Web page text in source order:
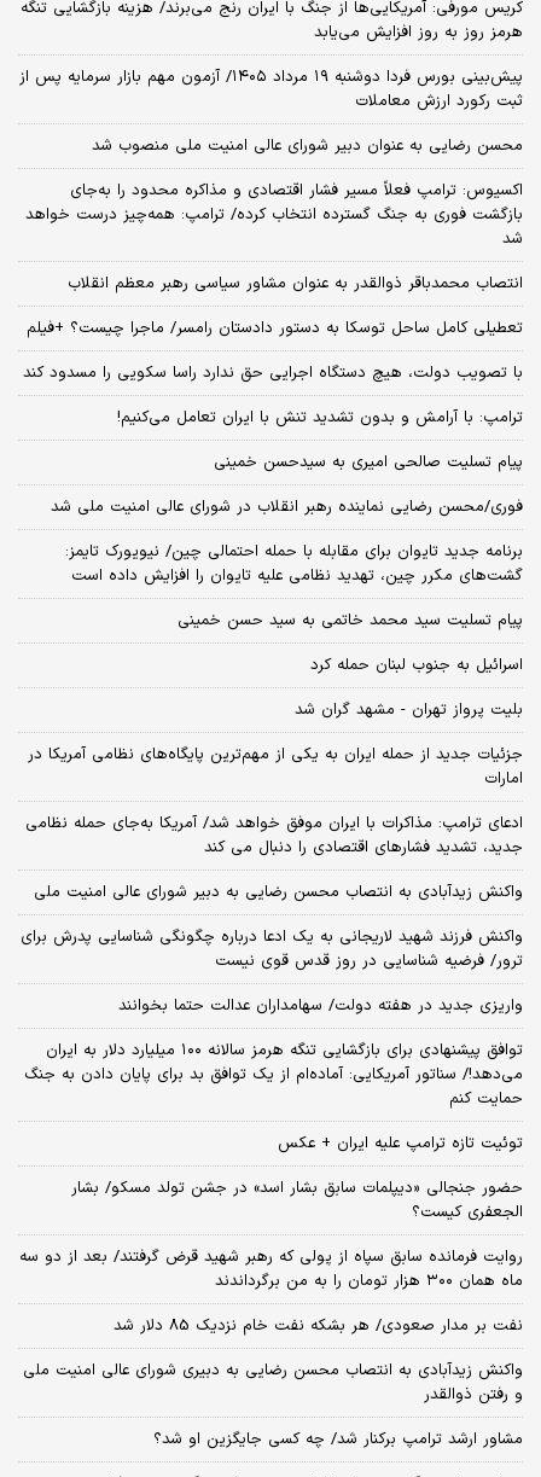
کریس مورفی: آمریکایی‌ها از جنگ با ایران رنج می‌برند/ هزینه بازگشایی تنگه
هرمز روز به روز افزایش می‌یابد
​پیش‌بینی بورس فردا دوشنبه ۱۹ مرداد ۱۴۰۵/ آزمون مهم بازار سرمایه پس از
ثبت رکورد ارزش معاملات
محسن رضایی به عنوان دبیر شورای عالی امنیت ملی منصوب شد
اکسیوس: ترامپ فعلاً مسیر فشار اقتصادی و مذاکره محدود را به‌جای
بازگشت فوری به جنگ گسترده انتخاب کرده/ ترامپ: همه‌چیز درست خواهد
شد
انتصاب محمدباقر ذوالقدر به عنوان مشاور سیاسی رهبر معظم انقلاب
تعطیلی کامل ساحل توسکا به دستور دادستان رامسر/ ماجرا چیست؟ +فیلم
با تصویب دولت، هیچ دستگاه اجرایی حق ندارد راسا سکویی را مسدود کند
ترامپ: با آرامش و بدون تشدید تنش با ایران تعامل می‌کنیم!
پیام تسلیت صالحی امیری به سیدحسن خمینی
فوری/محسن رضایی نماینده رهبر انقلاب در شورای عالی امنیت ملی شد
برنامه جدید تایوان برای مقابله با حمله احتمالی چین/ نیویورک تایمز:
گشت‌های مکرر چین، تهدید نظامی علیه تایوان را افزایش داده است
پیام تسلیت سید محمد خاتمی به سید حسن خمینی
اسرائیل به جنوب لبنان حمله کرد
بلیت پرواز تهران - مشهد گران شد
جزئیات جدید از حمله ایران به یکی از مهم‌ترین پایگاه‌های نظامی آمریکا در
امارات
ادعای ترامپ: مذاکرات با ایران موفق خواهد شد/ آمریکا به‌جای حمله نظامی
جدید، تشدید فشارهای اقتصادی را دنبال می کند
واکنش زیدآبادی به انتصاب محسن رضایی به دبیر شورای عالی امنیت ملی
واکنش فرزند شهید لاریجانی به یک ادعا درباره چگونگی شناسایی پدرش برای
ترور/ فرضیه شناسایی در روز قدس قوی نیست
واریزی جدید در هفته دولت/ سهامداران عدالت حتما بخوانند
توافق پیشنهادی برای بازگشایی تنگه هرمز سالانه ۱۰۰ میلیارد دلار به ایران
می‌دهد!/ سناتور آمریکایی: آماده‌ام از یک توافق بد برای پایان دادن به جنگ
حمایت کنم
توئیت تازه ترامپ علیه ایران + عکس
حضور جنجالی «دیپلمات سابق بشار اسد» در جشن تولد مسکو/ بشار
الجعفری کیست؟
روایت فرمانده سابق سپاه از پولی که رهبر شهید قرض گرفتند/ بعد از دو سه
ماه همان ۳۰۰ هزار تومان را به من برگرداندند
نفت بر مدار صعودی/ هر بشکه نفت خام نزدیک 85 دلار شد
واکنش زیدآبادی به انتصاب محسن رضایی به دبیری شورای عالی امنیت ملی
و رفتن ذوالقدر
مشاور ارشد ترامپ برکنار شد/ چه کسی جایگزین او شد؟